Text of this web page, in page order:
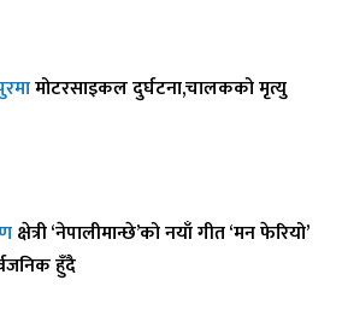
मोटरसाइकल दुर्घटना,चालकको मृत्यु
क्षेत्री ‘नेपालीमान्छे’को नयाँ गीत ‘मन फेरियो’
हुँदै